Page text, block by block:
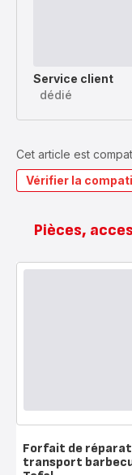
Service client
dédié
Cet article est
Vérifier la
Pièces,
Forfait de
transport